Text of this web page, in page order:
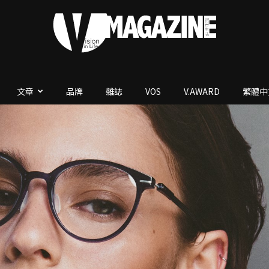
V.Magazine
文章 品牌 雜誌 VOS V.AWARD 繁體